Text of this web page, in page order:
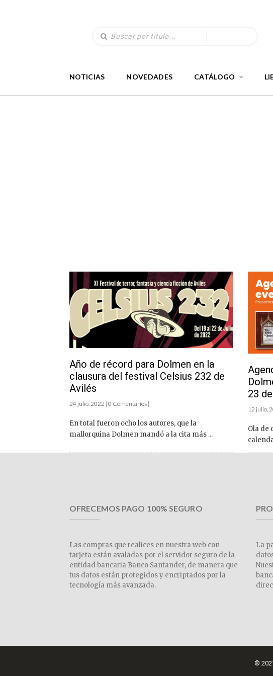
NOTICIAS NOVEDADES CATÁLOGO
Año de récord para Dolmen en la
clausura del festival Celsius 232 de
Avilés
24 julio, 2022 | 0 Comentarios |
En total fueron ocho los autores, que la
mallorquina Dolmen mandó a la cita más ...
23
12 julio,
Ola de
OFRECEMOS PAGO 100% SEGURO
Las compras que realices en nuestra web con
tarjeta están avaladas por el servidor seguro de la
entidad bancaria Banco Santander, de manera que
tus datos están protegidos y encriptados por la
tecnología más avanzada.
La
©